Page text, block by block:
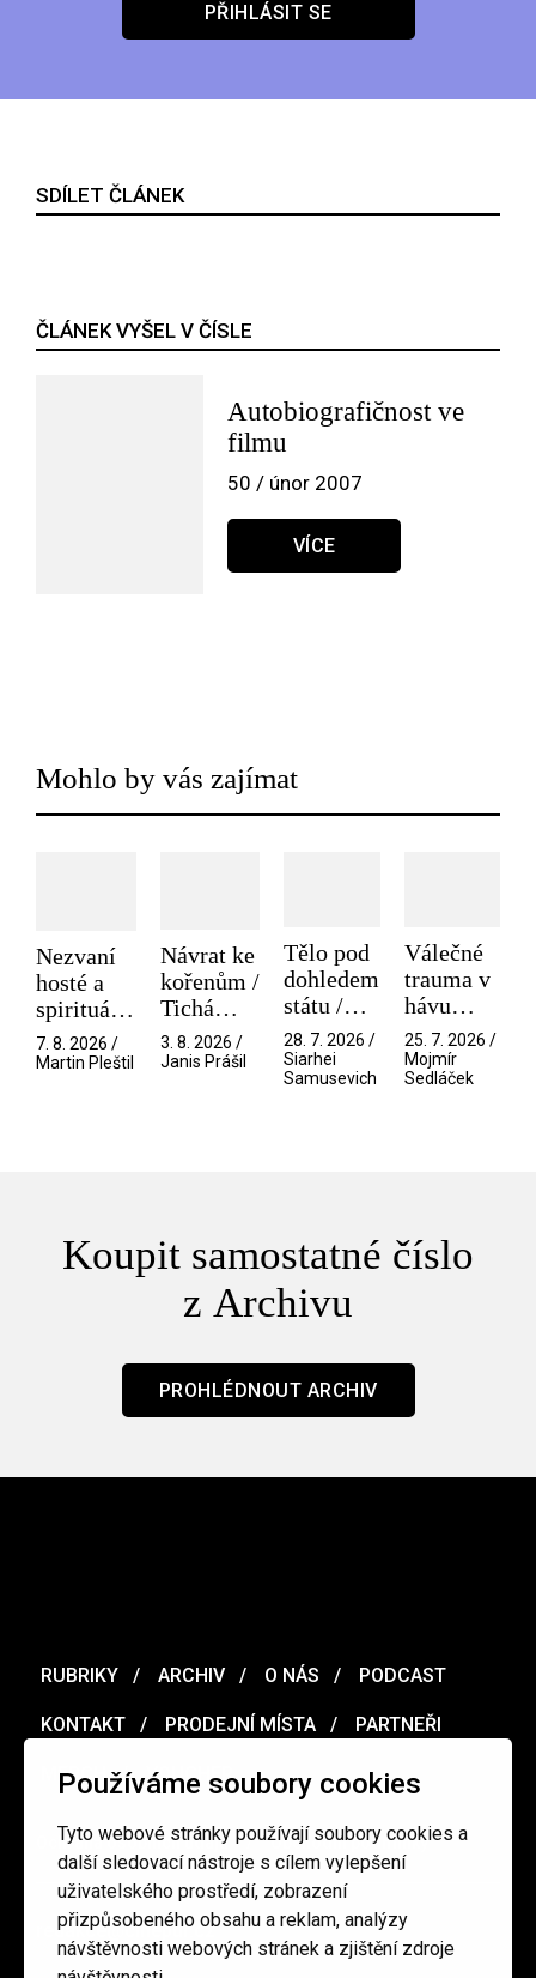
Používáme soubory cookies
Tyto webové stránky používají soubory cookies a
další sledovací nástroje s cílem vylepšení
uživatelského prostředí, zobrazení
přizpůsobeného obsahu a reklam, analýzy
návštěvnosti webových stránek a zjištění zdroje
PŘIHLÁSIT SE
SDÍLET ČLÁNEK
ČLÁNEK VYŠEL V ČÍSLE
Autobiografičnost ve
filmu
50 / únor 2007
VÍCE
Mohlo by vás zajímat
Nezvaní
hosté a
spirituální
narušitelé
z vesmíru
7. 8. 2026 /
Martin Pleštil
Návrat ke
kořenům /
Tichá
přítelkyně
3. 8. 2026 /
Janis Prášil
Tělo pod
dohledem
státu /
Pramen
28. 7. 2026 /
Siarhei
Samusevich
Válečné
trauma v
hávu
spektáklu
/ Odyssea
25. 7. 2026 /
Mojmír
Sedláček
Koupit samostatné číslo
z Archivu
PROHLÉDNOUT ARCHIV
RUBRIKY ARCHIV O NÁS PODCAST
KONTAKT PRODEJNÍ MÍSTA PARTNEŘI
MERCH VOUCHER
Ochrana osobních údajů / Obchodní podmínky
redakce@cinepur.cz